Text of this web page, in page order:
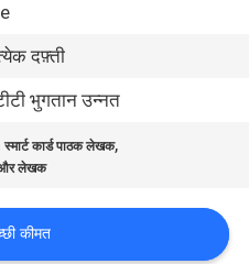
दफ़्ती
भुगतान उन्नत
कार्ड पाठक लेखक,
और लेखक
कीमत